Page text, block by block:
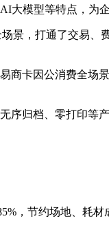
大模型等特点，为
，打通了交易、
商卡因公消费全场
序归档、零打印
，节约场地、耗